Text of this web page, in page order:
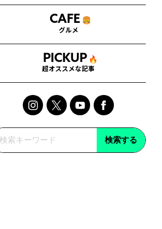
CAFE 🍔
グルメ
PICKUP 🔥
超オススメな記事
検索する